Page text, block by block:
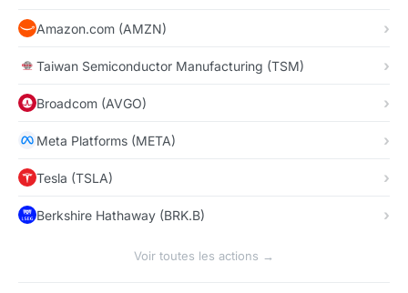
Amazon.com (AMZN)
Taiwan Semiconductor Manufacturing (TSM)
Broadcom (AVGO)
Meta Platforms (META)
Tesla (TSLA)
Berkshire Hathaway (BRK.B)
Voir toutes les actions →